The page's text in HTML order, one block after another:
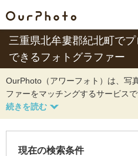
三重県北牟婁郡紀北町で
できるフォトグラファー
OurPhoto（アワーフォト）は、写
ファーをマッチングするサービスで
現在の検索条件